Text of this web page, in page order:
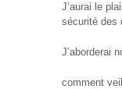
J’aurai le
sécurité des
J’aborderai
comment